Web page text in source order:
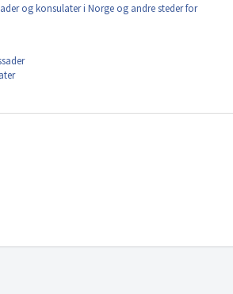
og konsulater i Norge og andre steder for